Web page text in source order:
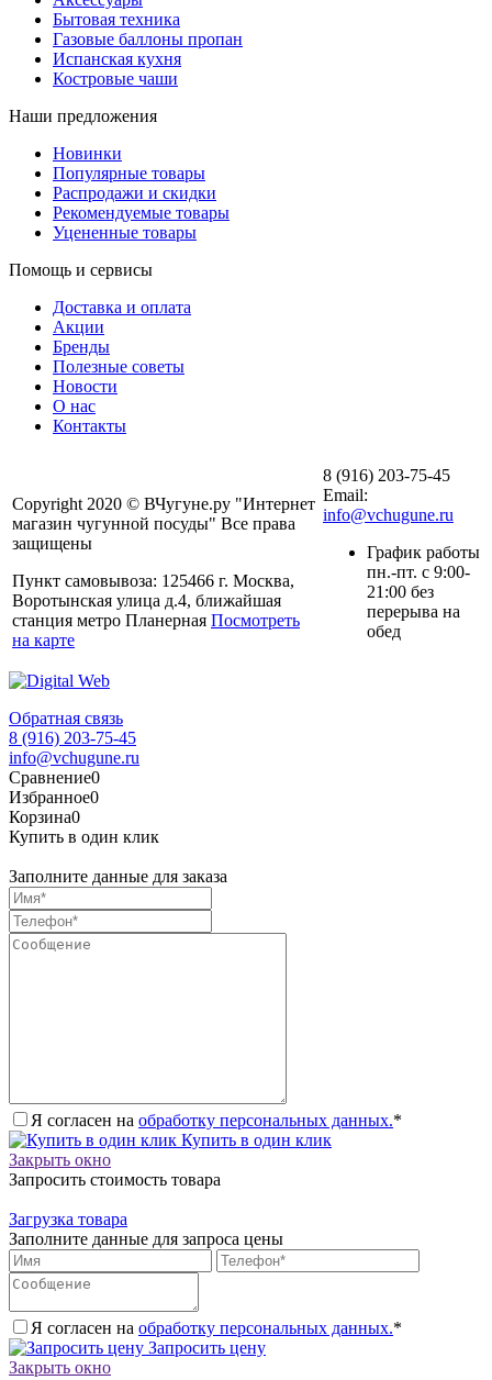
Бытовая техника
Газовые баллоны пропан
Испанская кухня
Костровые чаши
Наши предложения
Новинки
Популярные товары
Распродажи и скидки
Рекомендуемые товары
Уцененные товары
Помощь и сервисы
Доставка и оплата
Акции
Бренды
Полезные советы
Новости
О нас
Контакты
Copyright 2020 © ВЧугуне.ру "Интернет
магазин чугунной посуды" Все права
защищены
Пункт самовывоза: 125466 г. Москва,
Воротынская улица д.4, ближайшая
станция метро Планерная Посмотреть
на карте
8 (916) 203-75-45
Email:
info@vchugune.ru
График работы
пн.-пт. с 9:00-
21:00 без
перерыва на
обед
Обратная связь
8 (916) 203-75-45
info@vchugune.ru
Сравнение0
Избранное0
Корзина0
Купить в один клик
Заполните данные для заказа
Я согласен на обработку персональных данных.*
Купить в один клик
Закрыть окно
Запросить стоимость товара
Загрузка товара
Заполните данные для запроса цены
Я согласен на обработку персональных данных.*
Запросить цену
Закрыть окно